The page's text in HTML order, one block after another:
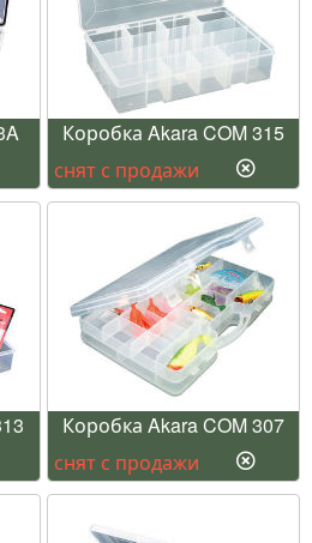
Коробка Akara COM 315
снят с продажи
Коробка Akara COM 307
снят с продажи